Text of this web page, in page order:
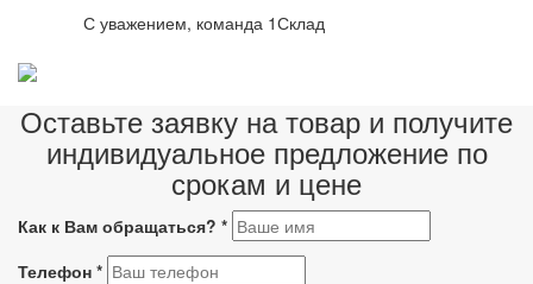
С уважением, команда 1Склад
Оставьте заявку на товар и получите
индивидуальное предложение по
срокам и цене
Как к Вам обращаться? *
Телефон *